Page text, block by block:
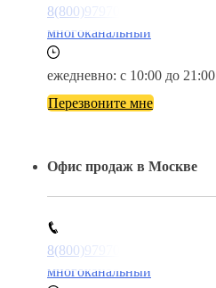
8(800)9797043
многоканальный
ежедневно: с 10:00 до 21:00
Перезвоните мне
Офис продаж в Москве
8(800)9797043
многоканальный